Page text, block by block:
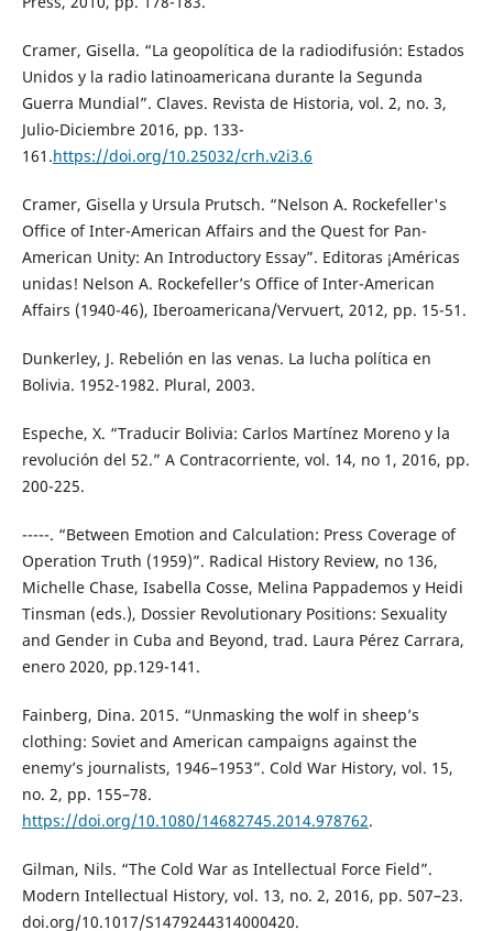
Cramer, Gisella. “La geopolítica de la radiodifusión: Estados
Unidos y la radio latinoamericana durante la Segunda
Guerra Mundial”. Claves. Revista de Historia, vol. 2, no. 3,
Julio-Diciembre 2016, pp. 133-
161.https://doi.org/10.25032/crh.v2i3.6
Cramer, Gisella y Ursula Prutsch. “Nelson A. Rockefeller's
Office of Inter-American Affairs and the Quest for Pan-
American Unity: An Introductory Essay”. Editoras ¡Américas
unidas! Nelson A. Rockefeller’s Office of Inter-American
Affairs (1940-46), Iberoamericana/Vervuert, 2012, pp. 15-51.
Dunkerley, J. Rebelión en las venas. La lucha política en
Bolivia. 1952-1982. Plural, 2003.
Espeche, X. “Traducir Bolivia: Carlos Martínez Moreno y la
revolución del 52.” A Contracorriente, vol. 14, no 1, 2016, pp.
200-225.
-----. “Between Emotion and Calculation: Press Coverage of
Operation Truth (1959)”. Radical History Review, no 136,
Michelle Chase, Isabella Cosse, Melina Pappademos y Heidi
Tinsman (eds.), Dossier Revolutionary Positions: Sexuality
and Gender in Cuba and Beyond, trad. Laura Pérez Carrara,
enero 2020, pp.129-141.
Fainberg, Dina. 2015. “Unmasking the wolf in sheep’s
clothing: Soviet and American campaigns against the
enemy’s journalists, 1946–1953”. Cold War History, vol. 15,
no. 2, pp. 155–78.
https://doi.org/10.1080/14682745.2014.978762.
Gilman, Nils. “The Cold War as Intellectual Force Field”.
Modern Intellectual History, vol. 13, no. 2, 2016, pp. 507–23.
doi.org/10.1017/S1479244314000420.